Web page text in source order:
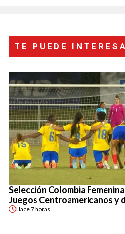
TE PUEDE
Selección Colombia
Juegos Centroamericanos y
Hace7 horas